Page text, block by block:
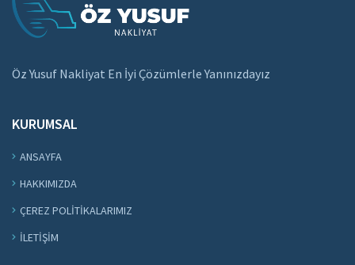
Öz Yusuf Nakliyat En İyi Çözümlerle Yanınızdayız
KURUMSAL
ANSAYFA
HAKKIMIZDA
ÇEREZ POLITIKALARIMIZ
İLETIŞIM